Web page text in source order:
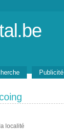
Publicité
localité